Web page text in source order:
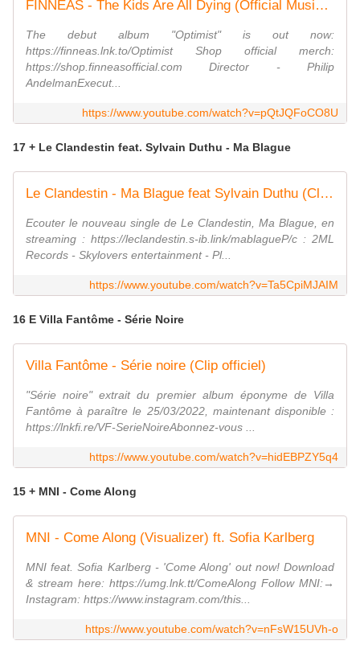
FINNEAS - The Kids Are All Dying (Official Music Video)
The debut album "Optimist" is out now:
https://finneas.lnk.to/Optimist Shop official merch:
https://shop.finneasofficial.com Director - Philip
AndelmanExecut...
https://www.youtube.com/watch?v=pQtJQFoCO8U
17 + Le Clandestin feat. Sylvain Duthu - Ma Blague
Le Clandestin - Ma Blague feat Sylvain Duthu (Clip Officiel)
Ecouter le nouveau single de Le Clandestin, Ma Blague, en
streaming : https://leclandestin.s-ib.link/mablagueP/c : 2ML
Records - Skylovers entertainment - Pl...
https://www.youtube.com/watch?v=Ta5CpiMJAIM
16 E Villa Fantôme - Série Noire
Villa Fantôme - Série noire (Clip officiel)
"Série noire" extrait du premier album éponyme de Villa
Fantôme à paraître le 25/03/2022, maintenant disponible :
https://lnkfi.re/VF-SerieNoireAbonnez-vous ...
https://www.youtube.com/watch?v=hidEBPZY5q4
15 + MNI - Come Along
MNI - Come Along (Visualizer) ft. Sofia Karlberg
MNI feat. Sofia Karlberg - 'Come Along' out now! Download
& stream here: https://umg.lnk.tt/ComeAlong Follow MNI:→
Instagram: https://www.instagram.com/this...
https://www.youtube.com/watch?v=nFsW15UVh-o